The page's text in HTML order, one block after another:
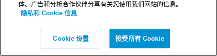
B 8x1 B Ex GALV
体、广告和分析合作伙伴分享有关您使用我们网站的信息。
隐私和 Cookie 信息
Cookie 设置 接受所有 Cookie